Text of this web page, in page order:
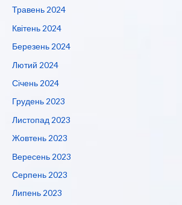
Травень 2024
Квітень 2024
Березень 2024
Лютий 2024
Січень 2024
Грудень 2023
Листопад 2023
Жовтень 2023
Вересень 2023
Серпень 2023
Липень 2023